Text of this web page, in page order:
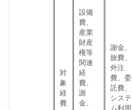
対
象
経
費
設備
費、
産業
財産
権等
関連
経
費、
謝
金、
謝金、
旅費、
外注
費、委
託費、
システ
ム利用